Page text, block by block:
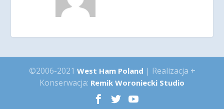
©2006-2021 West Ham Poland | Realizacja +
Konserwacja: Remik Woroniecki Studio